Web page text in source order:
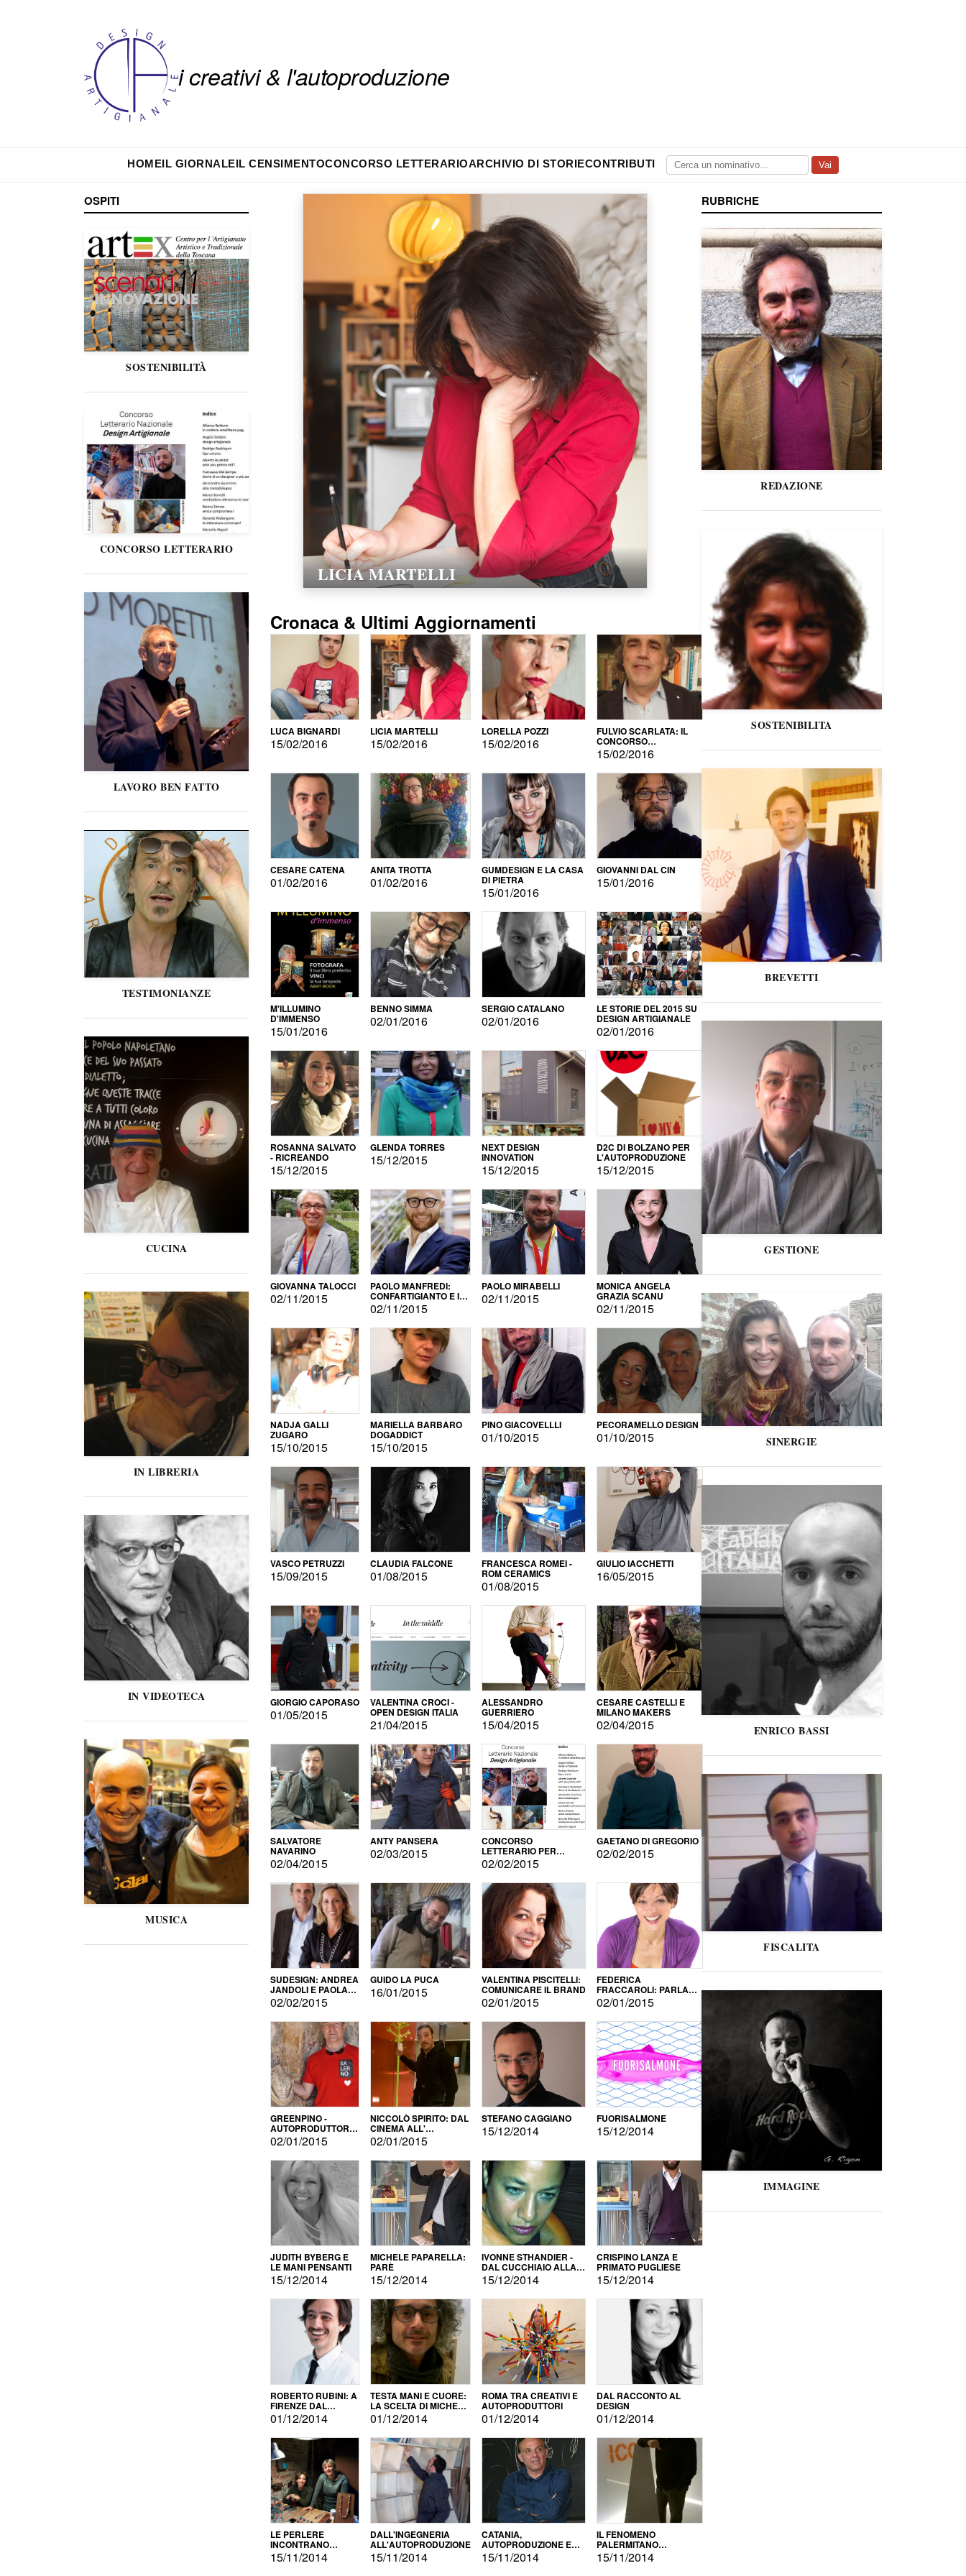
i creativi & l'autoproduzione
HOMEIL GIORNALEIL CENSIMENTOCONCORSO LETTERARIOARCHIVIO DI STORIECONTRIBUTI Vai
OSPITI
SOSTENIBILITÀ
CONCORSO LETTERARIO
LAVORO BEN FATTO
TESTIMONIANZE
CUCINA
IN LIBRERIA
IN VIDEOTECA
MUSICA
LORELLA POZZI
Cronaca & Ultimi Aggiornamenti
LUCA BIGNARDI
15/02/2016
LICIA MARTELLI
15/02/2016
LORELLA POZZI
15/02/2016
FULVIO SCARLATA: IL
CONCORSO
LETTERARIO
15/02/2016
CESARE CATENA
01/02/2016
ANITA TROTTA
01/02/2016
GUMDESIGN E LA CASA
DI PIETRA
15/01/2016
GIOVANNI DAL CIN
15/01/2016
M'ILLUMINO
D'IMMENSO
15/01/2016
BENNO SIMMA
02/01/2016
SERGIO CATALANO
02/01/2016
LE STORIE DEL 2015 SU
DESIGN ARTIGIANALE
02/01/2016
ROSANNA SALVATO
- RICREANDO
15/12/2015
GLENDA TORRES
15/12/2015
NEXT DESIGN
INNOVATION
15/12/2015
D2C DI BOLZANO PER
L'AUTOPRODUZIONE
15/12/2015
GIOVANNA TALOCCI
02/11/2015
PAOLO MANFREDI:
CONFARTIGIANTO E IL
SONDAGGIO
02/11/2015
PAOLO MIRABELLI
02/11/2015
MONICA ANGELA
GRAZIA SCANU
02/11/2015
NADJA GALLI
ZUGARO
15/10/2015
MARIELLA BARBARO
DOGADDICT
15/10/2015
PINO GIACOVELLLI
01/10/2015
PECORAMELLO DESIGN
01/10/2015
VASCO PETRUZZI
15/09/2015
CLAUDIA FALCONE
01/08/2015
FRANCESCA ROMEI -
ROM CERAMICS
01/08/2015
GIULIO IACCHETTI
16/05/2015
GIORGIO CAPORASO
01/05/2015
VALENTINA CROCI -
OPEN DESIGN ITALIA
21/04/2015
ALESSANDRO
GUERRIERO
15/04/2015
CESARE CASTELLI E
MILANO MAKERS
02/04/2015
SALVATORE
NAVARINO
02/04/2015
ANTY PANSERA
02/03/2015
CONCORSO
LETTERARIO PER
DESIGNER
02/02/2015
GAETANO DI GREGORIO
02/02/2015
SUDESIGN: ANDREA
JANDOLI E PAOLA
PISAPIA
02/02/2015
GUIDO LA PUCA
16/01/2015
VALENTINA PISCITELLI:
COMUNICARE IL BRAND
02/01/2015
FEDERICA
FRACCAROLI: PARLARE
LINGUE DIVERSE
02/01/2015
GREENPINO -
AUTOPRODUTTORE
PER AMORE
02/01/2015
NICCOLÒ SPIRITO: DAL
CINEMA ALL'
AUTOPRODUZIONE
02/01/2015
STEFANO CAGGIANO
15/12/2014
FUORISALMONE
15/12/2014
JUDITH BYBERG E
LE MANI PENSANTI
15/12/2014
MICHELE PAPARELLA:
PARÈ
15/12/2014
IVONNE STHANDIER -
DAL CUCCHIAIO ALLA
CITTÀ
15/12/2014
CRISPINO LANZA E
PRIMATO PUGLIESE
15/12/2014
ROBERTO RUBINI: A
FIRENZE DAL
PRODOTTO ALLA
PROMOZIONE
01/12/2014
TESTA MANI E CUORE:
LA SCELTA DI MICHELE
BARBERIO
01/12/2014
ROMA TRA CREATIVI E
AUTOPRODUTTORI
01/12/2014
DAL RACCONTO AL
DESIGN
01/12/2014
LE PERLERE
INCONTRANO
L'AUTOPRODUZIONE
15/11/2014
DALL'INGEGNERIA
ALL'AUTOPRODUZIONE
15/11/2014
CATANIA,
AUTOPRODUZIONE E
COMMERCIALIZZAZIONE
15/11/2014
IL FENOMENO
PALERMITANO
DELL'AUTOPRODUZIONE
15/11/2014
RUBRICHE
REDAZIONE
SOSTENIBILITA
BREVETTI
GESTIONE
SINERGIE
ENRICO BASSI
FISCALITA
IMMAGINE